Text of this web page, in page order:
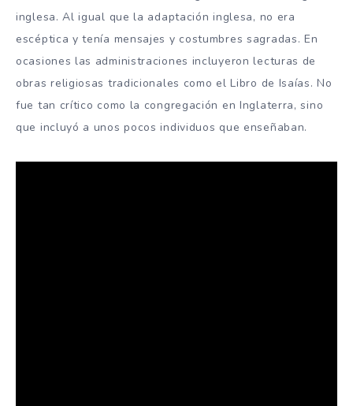
inglesa. Al igual que la adaptación inglesa, no era
escéptica y tenía mensajes y costumbres sagradas. En
ocasiones las administraciones incluyeron lecturas de
obras religiosas tradicionales como el Libro de Isaías. No
fue tan crítico como la congregación en Inglaterra, sino
que incluyó a unos pocos individuos que enseñaban.